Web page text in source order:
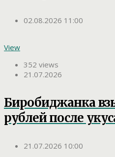
02.08.2026 11:00
View
352 views
21.07.2026
Биробиджанка
рублей после
21.07.2026 10:00